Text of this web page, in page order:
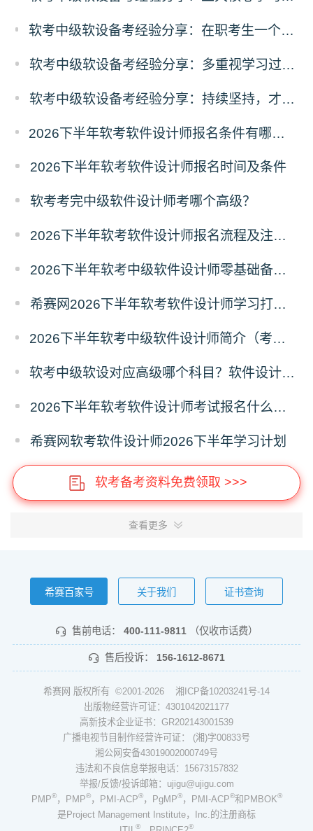
软考中级软设备考经验分享：在职考生一个多月极限备考软件设计师经历
软考中级软设备考经验分享：多重视学习过程，厚积薄发
软考中级软设备考经验分享：持续坚持，才能一步步靠近考试目标
2026下半年软考软件设计师报名条件有哪些？需要准备什么材料？
2026下半年软考软件设计师报名时间及条件
软考考完中级软件设计师考哪个高级？
2026下半年软考软件设计师报名流程及注意事项
2026下半年软考中级软件设计师零基础备考建议
希赛网2026下半年软考软件设计师学习打卡表
2026下半年软考中级软件设计师简介（考试重点+范围）
软考中级软设对应高级哪个科目？软件设计师对应高级报考指南
2026下半年软考软件设计师考试报名什么时候开始？
希赛网软考软件设计师2026下半年学习计划
软考备考资料免费领取 >>>
查看更多
希赛百家号 关于我们 证书查询
售前电话： 400-111-9811 （仅收市话费）
售后投诉： 156-1612-8671
希赛网 版权所有 ©2001-2026 湘ICP备10203241号-14
出版物经营许可证：4301042021177
高新技术企业证书：GR202143001539
广播电视节目制作经营许可证： (湘)字00833号
湘公网安备43019002000749号
违法和不良信息举报电话：15673157832
举报/反馈/投诉邮箱：ujigu@ujigu.com
PMP®，PMP®，PMI-ACP®，PgMP®，PMI-ACP®和PMBOK®
是Project Management Institute，Inc.的注册商标
® ®